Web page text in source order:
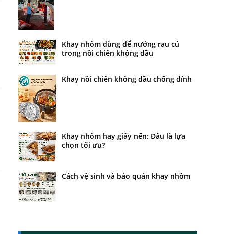
Khay nhôm dùng để nướng rau củ
trong nồi chiên không dầu
Khay nồi chiên không dầu chống dính
Khay nhôm hay giấy nến: Đâu là lựa
chọn tối ưu?
Cách vệ sinh và bảo quản khay nhôm